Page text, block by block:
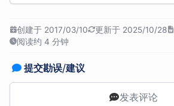
创建于 2017/03/10 更新于 2025/10/28
阅读约 4 分钟
提交勘误/建议
发表评论